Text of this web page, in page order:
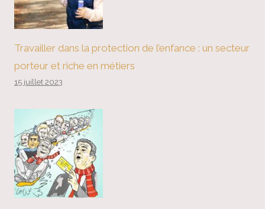
Travailler dans la protection de l’enfance : un secteur
porteur et riche en métiers
15 juillet 2023